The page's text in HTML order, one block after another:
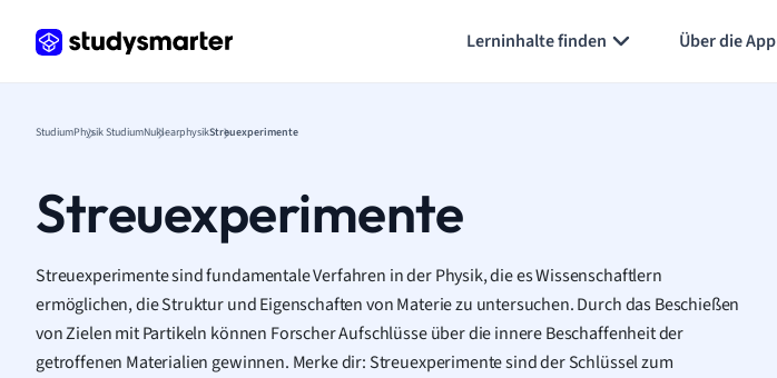
Lerninhalte finden Über die App
StudiumPhysik StudiumNuklearphysikStreuexperimente
Streuexperimente
Streuexperimente sind fundamentale Verfahren in der Physik, die es Wissenschaftlern
ermöglichen, die Struktur und Eigenschaften von Materie zu untersuchen. Durch das Beschießen
von Zielen mit Partikeln können Forscher Aufschlüsse über die innere Beschaffenheit der
getroffenen Materialien gewinnen. Merke dir: Streuexperimente sind der Schlüssel zum